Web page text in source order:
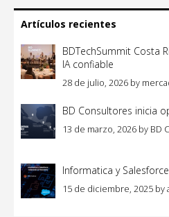
Artículos recientes
BDTechSummit Costa
IA confiable
28 de julio, 2026 by
BD Consultores inicia
13 de marzo, 2026 by BD
Informatica y
15 de diciembre, 2025 by